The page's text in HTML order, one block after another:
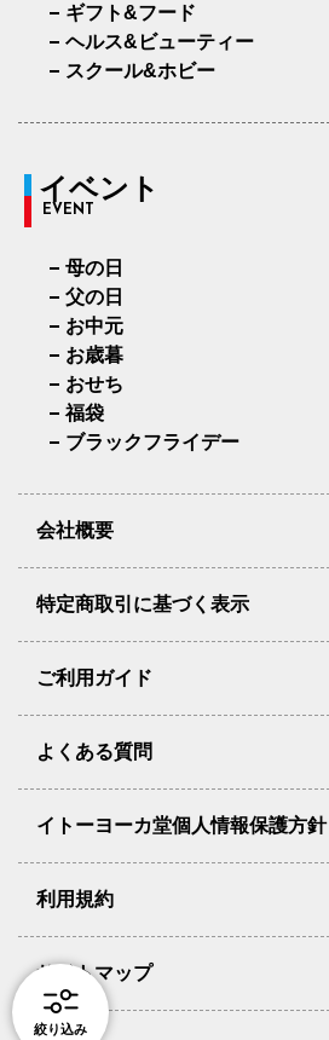
絞り込み
ギフト&フード
ヘルス&ビューティー
スクール&ホビー
イベント
EVENT
母の日
父の日
お中元
お歳暮
おせち
福袋
ブラックフライデー
会社概要
特定商取引に基づく表示
ご利用ガイド
よくある質問
イトーヨーカ堂個人情報保護方針
利用規約
サイトマップ